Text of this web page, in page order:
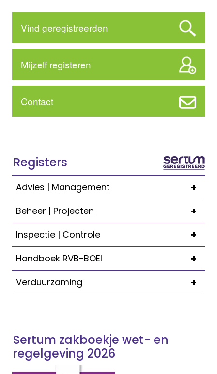
Vind geregistreerden
Mijzelf registeren
Contact
Registers
+
Advies | Management
+
Beheer | Projecten
+
Inspectie | Controle
+
Handboek RVB-BOEI
+
Verduurzaming
Sertum zakboekje wet- en
regelgeving 2026